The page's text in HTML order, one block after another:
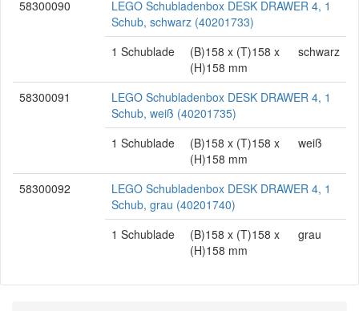
58300090
LEGO Schubladenbox DESK DRAWER 4, 1
Schub, schwarz (40201733)
1 Schublade
(B)158 x (T)158 x
(H)158 mm
schwarz
58300091
LEGO Schubladenbox DESK DRAWER 4, 1
Schub, weiß (40201735)
1 Schublade
(B)158 x (T)158 x
(H)158 mm
weiß
58300092
LEGO Schubladenbox DESK DRAWER 4, 1
Schub, grau (40201740)
1 Schublade
(B)158 x (T)158 x
(H)158 mm
grau